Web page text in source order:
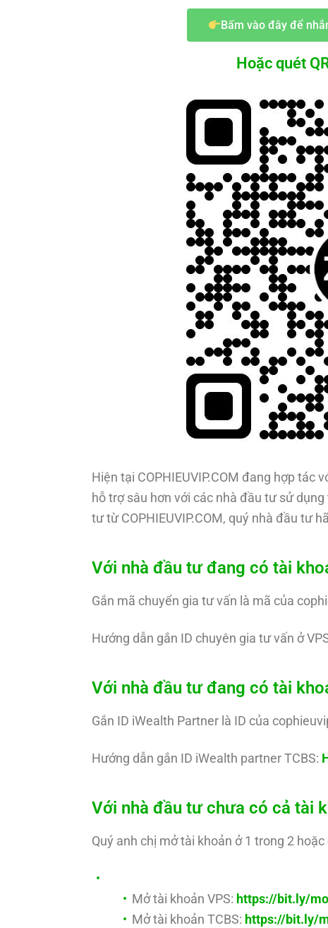
Bấm vào đây để
Hoặc quét
Hiện tại COPHIEUVIP.COM đang hợp tác
hỗ trợ sâu hơn với các nhà đầu tư sử
tư từ COPHIEUVIP.COM, quý nhà đầu tư
Với nhà đầu tư đang có tài
Gắn mã chuyển gia tư vấn là mã của
Hướng dẫn gắn ID chuyên gia tư vấn ở
Với nhà đầu tư đang có tài
Gắn ID iWealth Partner là ID của
Hướng dẫn gắn ID iWealth partner TCBS:
Với nhà đầu tư chưa có cả tài
Quý anh chị mở tài khoản ở 1 trong 2
Mở tài khoản VPS: https://bit.ly/
Mở tài khoản TCBS: https://bit.ly/